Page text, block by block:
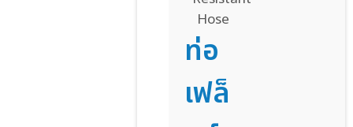
ท่อ
เฟล็